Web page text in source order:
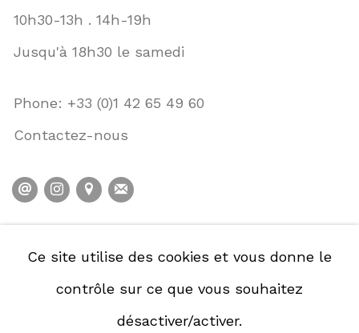
10h30-13h . 14h-19h
Jusqu'à 18h30 le samedi
Phone: +33 (0)1 42 65 49 60
Contactez-nous
Ce site utilise des cookies et vous donne le
contrôle sur ce que vous souhaitez
désactiver/activer.